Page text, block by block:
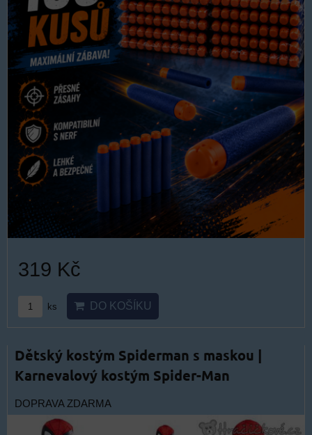
319 Kč
ks DO KOŠÍKU
Dětský kostým Spiderman s maskou |
Karnevalový kostým Spider-Man
DOPRAVA ZDARMA